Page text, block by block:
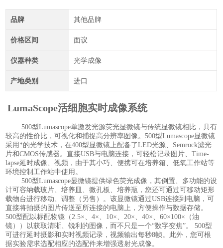
品牌 其他品牌
价格区间 面议
仪器种类 光学成像
产地类别 进口
LumaScope活细胞实时成像系统
500型Lumascope单激发光源荧光显微镜与传统显微镜相比，具有
较高的性价比，可视化和捕捉高分辨率图像。500型Lumascope显微镜
采用*的光学技术，在400型显微镜上配备了LED光源、Semrock滤光
片和CMOS传感器。直接USB与电脑连接，可轻松记录图片、Time-
lapse延时成像、视频，由于其小巧、便携可在培养箱、低氧工作站等
环境控制工作站中使用。
500型Lumascope显微镜提供绿色荧光成像，其倒置、多功能的设
计可容纳载玻片、培养皿、微孔板、培养瓶，您还可通过可移动矩形
载物台进行移动、调整（另售）。该显微镜通过USB连接到电脑，可
直接将拍摄的图片传送至所连接的电脑上，方便操作与数据存储。
500型配以标配物镜（2.5×、4×、10×、20×、40×、60×100×（油
镜））以获取清晰、锐利的图像，而不只是一个“数字变焦”。 500型
可进行延时摄影和实时视频记录，视频输出每秒8帧。此外，您可根
据实验需求选配相应的选配件来增强透射光成像。